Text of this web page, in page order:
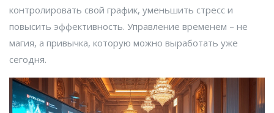
контролировать свой график, уменьшить стресс и
повысить эффективность. Управление временем – не
магия, а привычка, которую можно выработать уже
сегодня.